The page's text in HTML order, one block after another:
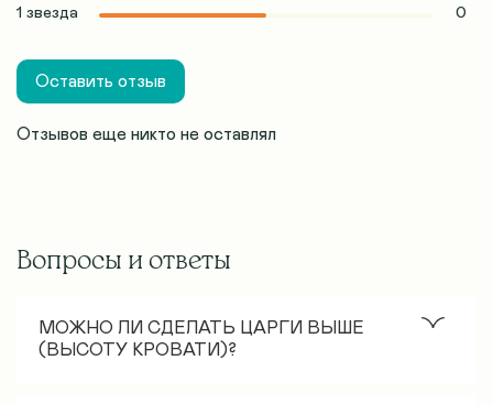
Отзывов еще никто не оставлял
1 звезда 0
Оставить отзыв
Вопросы и ответы
МОЖНО ЛИ СДЕЛАТЬ ЦАРГИ ВЫШЕ
(ВЫСОТУ КРОВАТИ)?